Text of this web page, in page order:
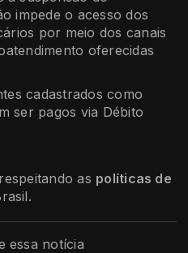
impede o acesso dos
por meio dos canais
oferecidas
cadastrados como
ser pagos via Débito
as políticas de
essa notícia